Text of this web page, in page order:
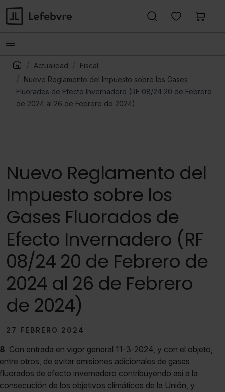
Actualidad
Fiscal
Nuevo Reglamento del Impuesto sobre los Gases
Fluorados de Efecto Invernadero (RF 08/24 20 de Febrero
de 2024 al 26 de Febrero de 2024)
Nuevo Reglamento del
Impuesto sobre los
Gases Fluorados de
Efecto Invernadero (RF
08/24 20 de Febrero de
2024 al 26 de Febrero
de 2024)
27 FEBRERO 2024
8 Con entrada en vigor general 11-3-2024, y con el objeto,
entre otros, de evitar emisiones adicionales de gases
fluorados de efecto invernadero contribuyendo así a la
consecución de los objetivos climáticos de la Unión, y